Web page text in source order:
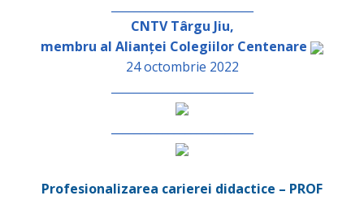
CNTV Târgu Jiu,
membru al Alianței Colegiilor Centenare
24 octombrie 2022
Profesionalizarea carierei didactice – PROF